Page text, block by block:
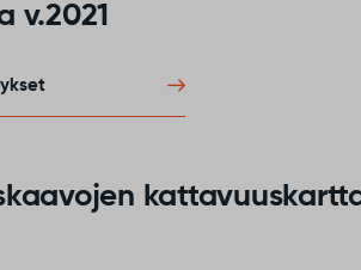
v.2021